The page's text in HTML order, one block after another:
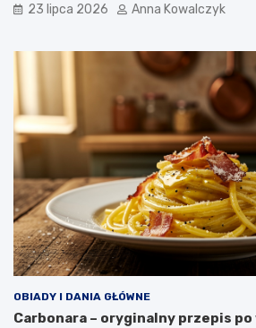
23 lipca 2026 Anna Kowalczyk
OBIADY I DANIA GŁÓWNE
Carbonara – oryginalny przepis po